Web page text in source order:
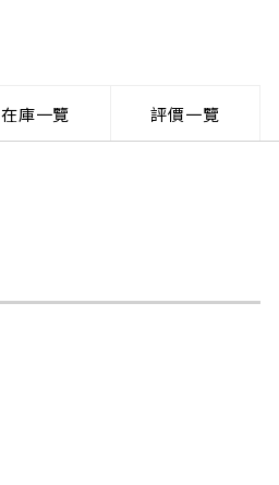
在庫一覽 評價一覽